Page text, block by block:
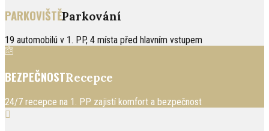
PARKOVIŠTĚParkování
19 automobilú v 1. PP, 4 místa před hlavním vstupem
BEZPEČNOSTRecepce
24/7 recepce na 1. PP zajistí komfort a bezpečnost